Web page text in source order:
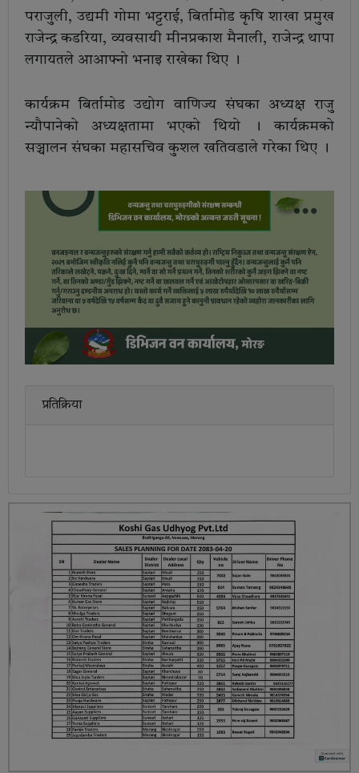
पराजुली, उद्यमी गोमा भट्टराई, बिर्तामोड कृषि शाखा प्रमुख
राजेन्द्र कडरिया, व्यवसायी मीनप्रकाश मैनाली, राजेन्द्र थापा
लगायतले आआफ्नो भनाइ राखेका थिए ।
कार्यक्रम बिर्तामोड उद्योग वाणिज्य संघका अध्यक्ष राजु
न्यौपानेको अध्यक्षतामा भएको थियो । कार्यक्रमको
सञ्चालन संघका महासचिव कुशल खतिवडाले गरेका थिए ।
प्रतिक्रिया